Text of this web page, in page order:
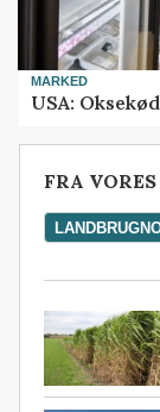
MARKED
USA:
FRA